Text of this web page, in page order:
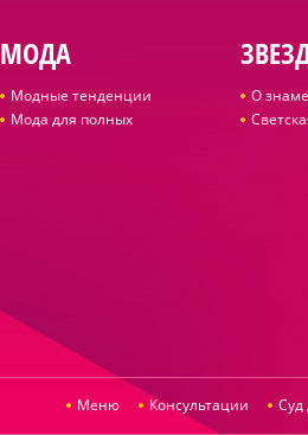
МОДА
Модные тенденции
Мода для полных
О
Меню Консультации Суд